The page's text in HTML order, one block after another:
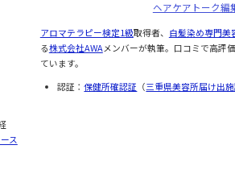
ス
ヘアケアトーク編
アロマテラピー検定1級取得者、 白髪染め専門美
る株式会社AWAメンバーが執筆。口コミで高評
ています。
認証：保健所確認証 （三重県美容所届け出